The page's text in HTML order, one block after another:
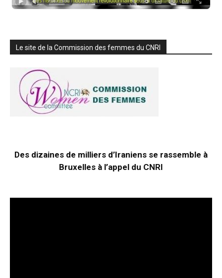
Le site de la Commission des femmes du CNRI
Des dizaines de milliers d’Iraniens se rassemble à
Bruxelles à l’appel du CNRI